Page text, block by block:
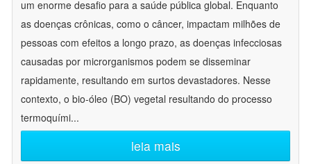
um enorme desafio para a saúde pública global. Enquanto
as doenças crônicas, como o câncer, impactam milhões de
pessoas com efeitos a longo prazo, as doenças infecciosas
causadas por microrganismos podem se disseminar
rapidamente, resultando em surtos devastadores. Nesse
contexto, o bio-óleo (BO) vegetal resultando do processo
termoquími...
leia mais